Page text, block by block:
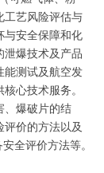
工艺风险评估与
与安全保障和化
泄爆技术及产品
能测试及航空发
心技术服务。
爆破片的结
评价的方法以及
全评价方法等。